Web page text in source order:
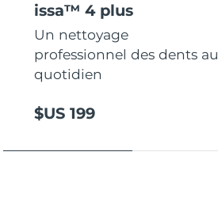
issa™ 4 plus
Un nettoyage
professionnel des dents au
quotidien
$US 199